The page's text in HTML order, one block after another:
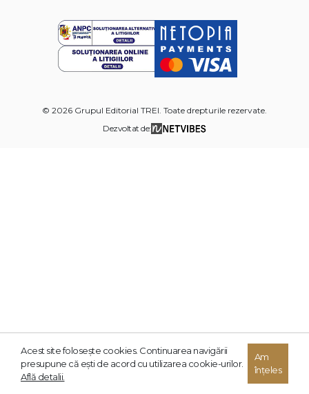
© 2026 Grupul Editorial TREI. Toate drepturile rezervate.
Dezvoltat de:
Acest site foloseşte cookies. Continuarea navigării
presupune că eşti de acord cu utilizarea cookie-urilor.
Află detalii.
Am
înțeles